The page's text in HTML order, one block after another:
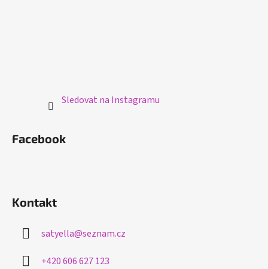
Sledovat na Instagramu
Facebook
Kontakt
satyella@seznam.cz
+420 606 627 123